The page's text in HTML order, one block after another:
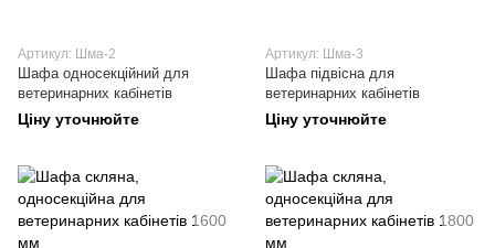
Артикул: Шма-2
Шафа односекційний для
ветеринарних кабінетів
Ціну уточнюйте
Артикул: Шма-3
Шафа підвісна для
ветеринарних кабінетів
Ціну уточнюйте